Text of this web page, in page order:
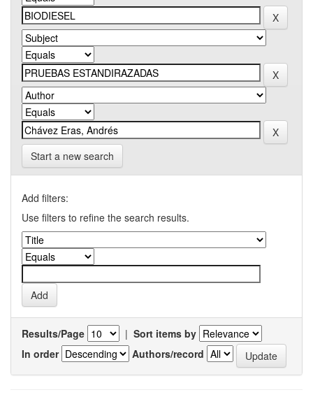
Start a new search
Add filters:
Use filters to refine the search results.
Results/Page | Sort items by
In order
Authors/record